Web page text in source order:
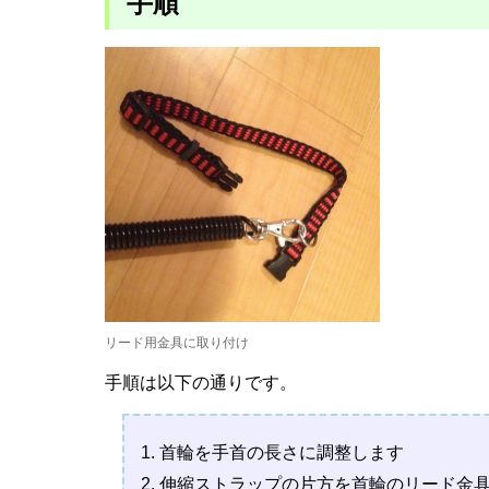
リード用金具に取り付け
手順は以下の通りです。
首輪を手首の長さに調整します
伸縮ストラップの片方を首輪のリード金